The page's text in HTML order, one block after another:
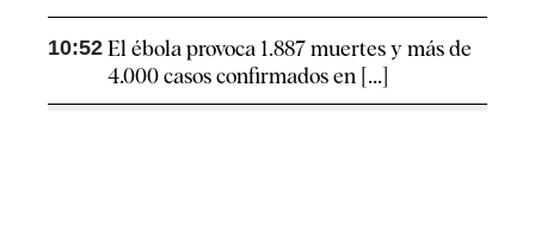
10:52 El ébola provoca 1.887 muertes y más de
4.000 casos confirmados en [...]